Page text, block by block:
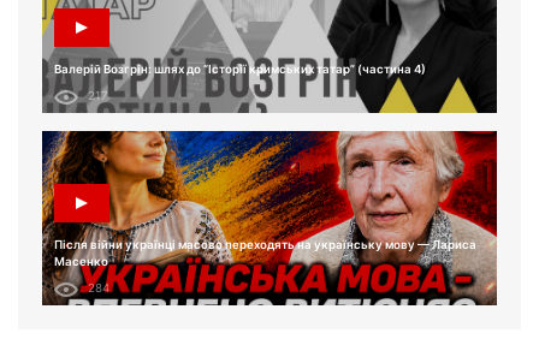
Валерій Возгрін: шлях до “Історії кримських татар” (частина 4)
217
Після війни українці масово переходять на українську мову — Лариса
Масенко
284